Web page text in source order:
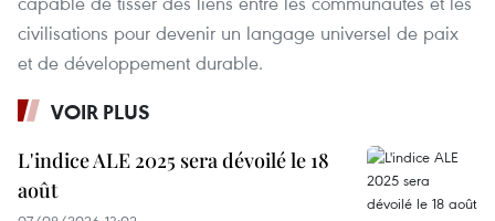
civilisations pour devenir un langage universel de paix
et de développement durable.
VOIR PLUS
L'indice ALE 2025 sera dévoilé le 18
août